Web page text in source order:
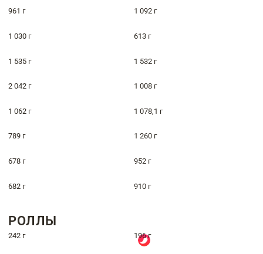
961 г 1 092 г
1 030 г 613 г
1 535 г 1 532 г
2 042 г 1 008 г
1 062 г 1 078,1 г
789 г 1 260 г
678 г 952 г
682 г 910 г
РОЛЛЫ
242 г 196 г